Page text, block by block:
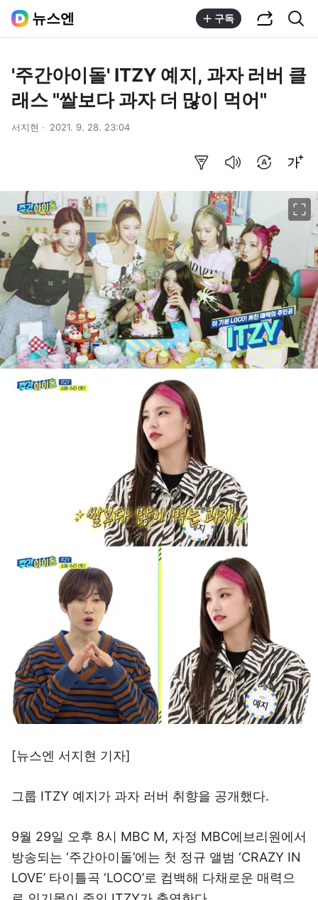
뉴스엔 구독
'주간아이돌' ITZY 예지, 과자 러버 클
래스 "쌀보다 과자 더 많이 먹어"
서지현 2021. 9. 28. 23:04
[뉴스엔 서지현 기자]
그룹 ITZY 예지가 과자 러버 취향을 공개했다.
9월 29일 오후 8시 MBC M, 자정 MBC에브리원에서
방송되는 ‘주간아이돌’에는 첫 정규 앨범 ‘CRAZY IN
LOVE’ 타이틀곡 ‘LOCO’로 컴백해 다채로운 매력으